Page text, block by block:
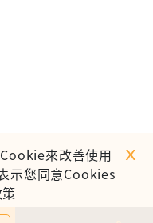
來改善使用
示您同意Cookies
ｘ